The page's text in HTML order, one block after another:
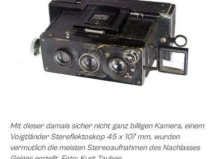
Mit dieser damals sicher nicht ganz billigen Kamera, einem
Voigtländer Stereflektoskop 45 x 107 mm, wurden
vermutlich die meisten Stereoaufnahmen des Nachlasses